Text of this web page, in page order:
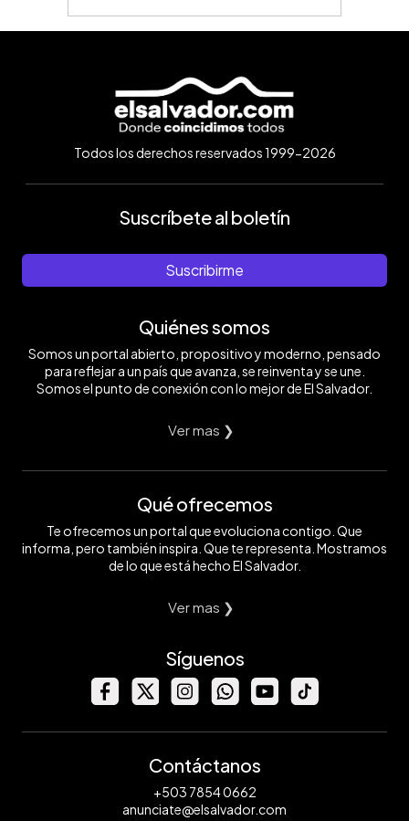
Todos los derechos reservados 1999-2026
Suscríbete al boletín
Suscribirme
Quiénes somos
Somos un portal abierto, propositivo y moderno, pensado
para reflejar a un país que avanza, se reinventa y se une.
Somos el punto de conexión con lo mejor de El Salvador.
Ver mas ❯
Qué ofrecemos
Te ofrecemos un portal que evoluciona contigo. Que
informa, pero también inspira. Que te representa. Mostramos
de lo que está hecho El Salvador.
Ver mas ❯
Síguenos
Contáctanos
+503 7854 0662
anunciate@elsalvador.com